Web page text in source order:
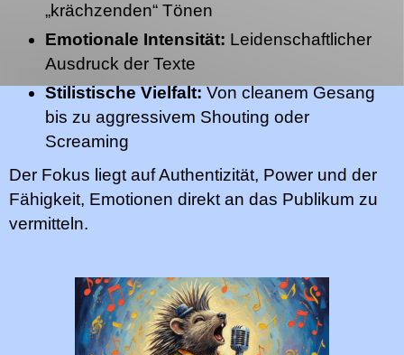
„krächzenden“ Tönen
Emotionale Intensität: Leidenschaftlicher
Ausdruck der Texte
Stilistische Vielfalt: Von cleanem Gesang
bis zu aggressivem Shouting oder
Screaming
Der Fokus liegt auf Authentizität, Power und der
Fähigkeit, Emotionen direkt an das Publikum zu
vermitteln.